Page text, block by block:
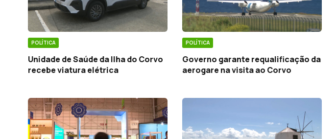
POLÍTICA
Unidade de Saúde da Ilha do Corvo
recebe viatura elétrica
POLÍTICA
Governo garante requalificação da
aerogare na visita ao Corvo